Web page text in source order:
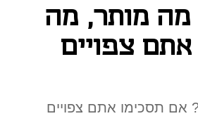
מה מותר, מה
צפויים
במזומן? אם תסכימו אתם צפויים